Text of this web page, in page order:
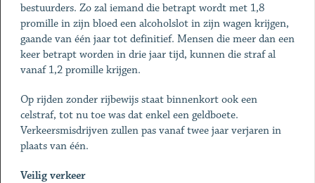
bestuurders. Zo zal iemand die betrapt wordt met 1,8
promille in zijn bloed een alcoholslot in zijn wagen krijgen,
gaande van één jaar tot definitief. Mensen die meer dan een
keer betrapt worden in drie jaar tijd, kunnen die straf al
vanaf 1,2 promille krijgen.
Op rijden zonder rijbewijs staat binnenkort ook een
celstraf, tot nu toe was dat enkel een geldboete.
Verkeersmisdrijven zullen pas vanaf twee jaar verjaren in
plaats van één.
Veilig verkeer